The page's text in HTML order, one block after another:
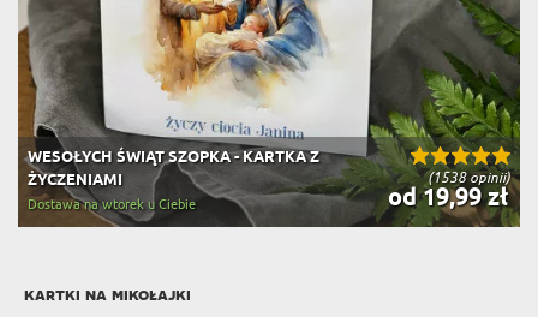
(1538 opinii)
WESOŁYCH ŚWIĄT SZOPKA - KARTKA Z
ŻYCZENIAMI
od 19,99 zł
Dostawa na wtorek u Ciebie
kartki na mikołajki